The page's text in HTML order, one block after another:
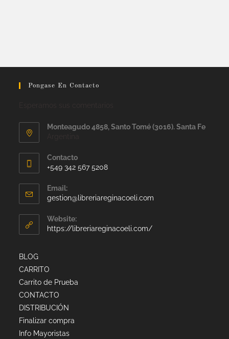
Pongase En Contacto
Monteagudo 4858, Santo Tomé (3016). Santa Fe
Contacto
+549 342 567 5208
Email:
gestion@libreriareginacoeli.com
Website:
https://libreriareginacoeli.com/
BLOG
CARRITO
Carrito de Prueba
CONTACTO
DISTRIBUCIÓN
Finalizar compra
Info Mayoristas